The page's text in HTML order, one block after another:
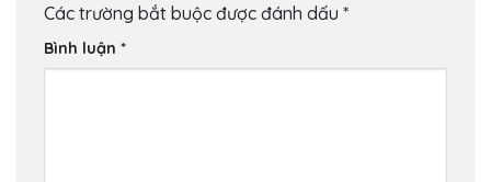
Các trường bắt buộc được đánh dấu *
Bình luận *